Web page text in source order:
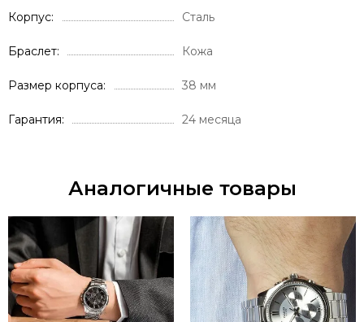
Корпус Сталь
Браслет Кожа
Размер корпуса 38 мм
Гарантия 24 месяца
Аналогичные товары